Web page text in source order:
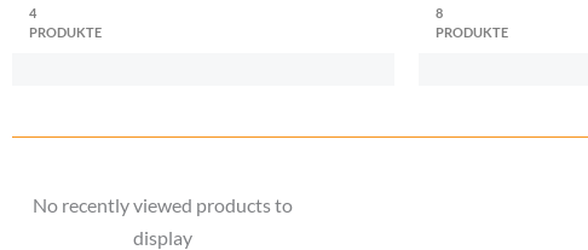
4
PRODUKTE
8
PRODUKTE
No recently viewed products to
display